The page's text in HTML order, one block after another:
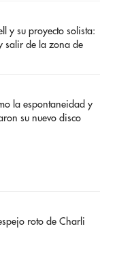
y su proyecto solista:
salir de la zona de
la espontaneidad y
su nuevo disco
roto de Charli